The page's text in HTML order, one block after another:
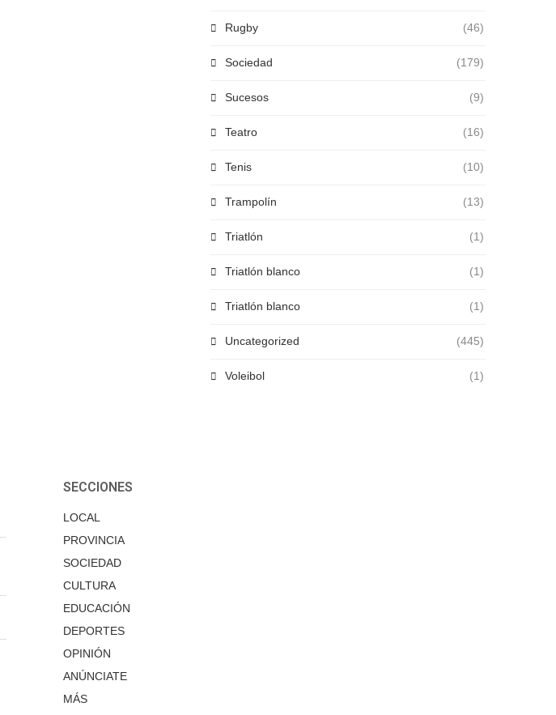
Rugby (46)
Sociedad (179)
Sucesos (9)
Teatro (16)
Tenis (10)
Trampolín (13)
Triatlón (1)
Triatlón blanco (1)
Triatlón blanco (1)
Uncategorized (445)
Voleibol (1)
SECCIONES
LOCAL
PROVINCIA
SOCIEDAD
CULTURA
EDUCACIÓN
DEPORTES
OPINIÓN
ANÚNCIATE
MÁS